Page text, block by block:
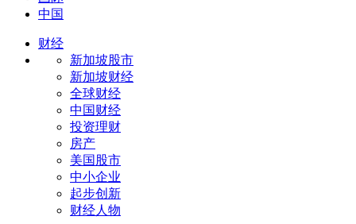
中国
财经
新加坡股市
新加坡财经
全球财经
中国财经
投资理财
房产
美国股市
中小企业
起步创新
财经人物